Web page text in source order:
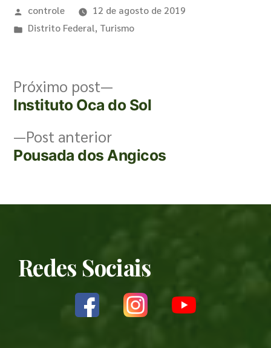
controle
12 de agosto de 2019
Distrito Federal, Turismo
Post anterior
Pousada dos Angicos
Próximo post
Instituto Oca do Sol
Redes Sociais